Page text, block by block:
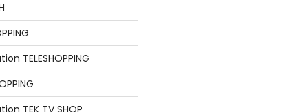
TELESHOPPING